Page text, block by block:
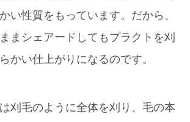
い性質をもっています。だから、
まシェアードしてもプラクトを刈
かい仕上がりになるのです。
刈毛のように全体を刈り、毛の本